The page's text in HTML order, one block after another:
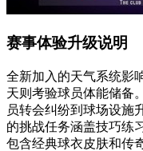
赛事体验升级说明
全新加入的天气系统影
天则考验球员体能储备
员转会纠纷到球场设施
的挑战任务涵盖技巧练
包含经典球衣皮肤和传